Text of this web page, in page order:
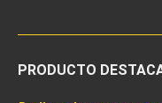
PRODUCTO